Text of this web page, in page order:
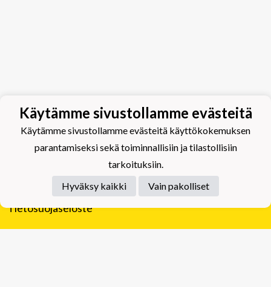
Tietosuojaseloste
Käytämme sivustollamme evästeitä
Käytämme sivustollamme evästeitä käyttökokemuksen
parantamiseksi sekä toiminnallisiin ja tilastollisiin
tarkoituksiin.
Hyväksy kaikki
Vain pakolliset